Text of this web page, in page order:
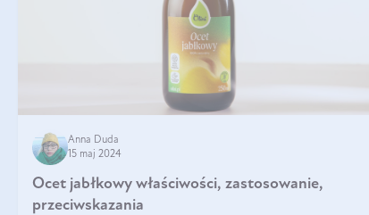
Anna Duda
15 maj 2024
Ocet jabłkowy właściwości, zastosowanie,
przeciwskazania